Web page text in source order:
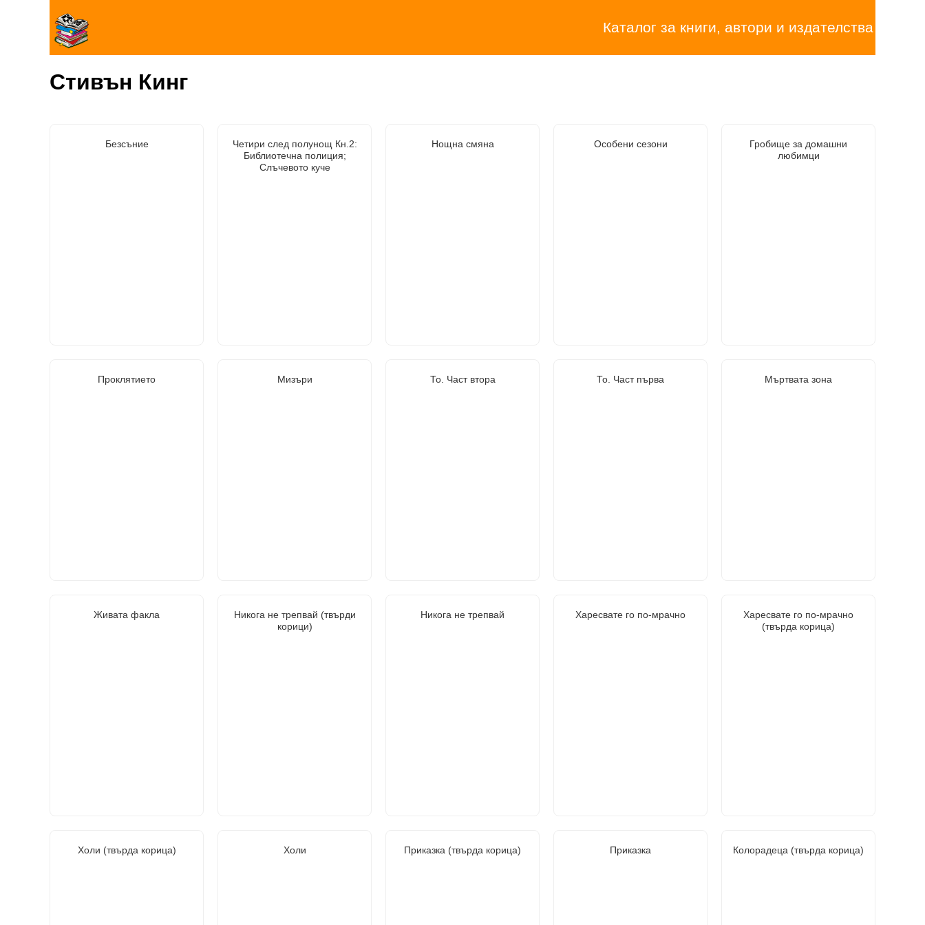
Каталог за книги, автори и издателства
Стивън Кинг
Безсъние
Четири след полунощ Кн.2:
Библиотечна полиция;
Слъчевото куче
Нощна смяна Особени сезони
Гробище за домашни
любимци
Проклятието Мизъри То. Част втора То. Част първа Мъртвата зона
Живата факла
Никога не трепвай (твърди
корици)
Никога не трепвай Харесвате го по-мрачно
Харесвате го по-мрачно
(твърда корица)
Холи (твърда корица) Холи Приказка (твърда корица) Приказка Колорадеца (твърда корица)